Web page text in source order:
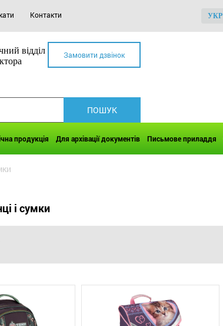
Контакти УКР
відділ
Замовити дзвінок
продукція Для архівації документів Письмове приладдя
і сумки